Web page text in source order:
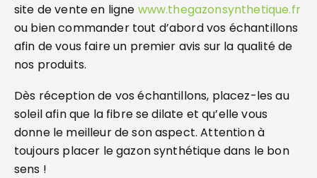
site de vente en ligne www.thegazonsynthetique.fr
ou bien commander tout d’abord vos échantillons
afin de vous faire un premier avis sur la qualité de
nos produits.
Dès réception de vos échantillons, placez-les au
soleil afin que la fibre se dilate et qu’elle vous
donne le meilleur de son aspect. Attention à
toujours placer le gazon synthétique dans le bon
sens !